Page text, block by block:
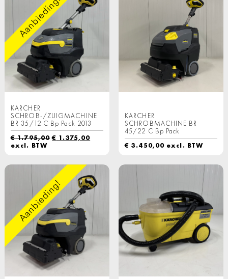
Aanbieding!
KARCHER
SCHROB-/ZUIGMACHINE
BR 35/12 C Bp Pack 2013
€1.795,00Oorspronkelijke
€ 1.375,00Huidige
excl. BTW
KARCHER
SCHROBMACHINE BR
45/22 C Bp Pack
€ 3.450,00 excl. BTW
Aanbieding!